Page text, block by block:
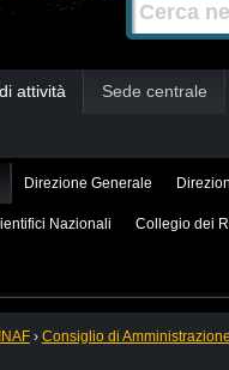
attività Sede centrale
Direzione Generale
Nazionali Collegio dei
› Consiglio di